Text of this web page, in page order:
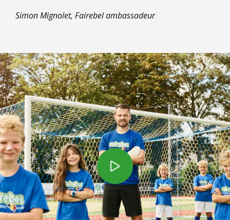
Simon Mignolet, Fairebel ambassadeur